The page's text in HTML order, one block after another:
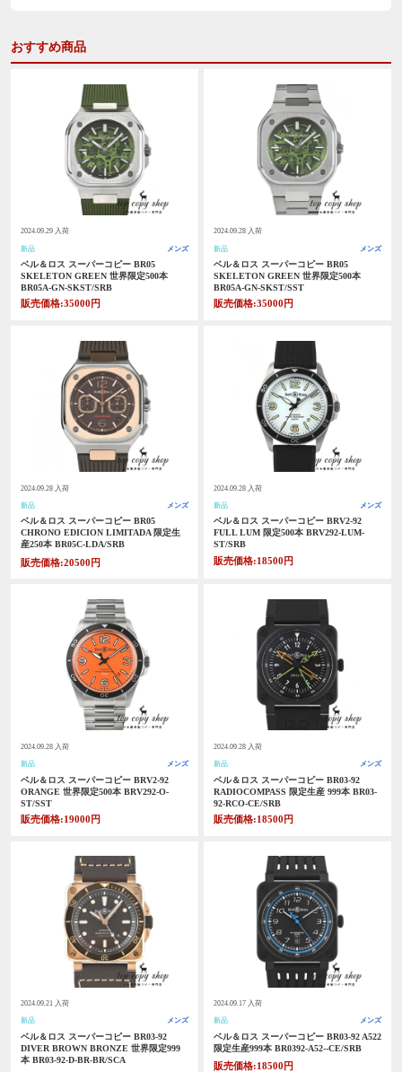
おすすめ商品
2024.09.29 入荷
新品 メンズ
ベル＆ロス スーパーコピー BR05
SKELETON GREEN 世界限定500本
BR05A-GN-SKST/SRB
販売価格:35000円
2024.09.28 入荷
新品 メンズ
ベル＆ロス スーパーコピー BR05
SKELETON GREEN 世界限定500本
BR05A-GN-SKST/SST
販売価格:35000円
2024.09.28 入荷
新品 メンズ
ベル＆ロス スーパーコピー BR05
CHRONO EDICION LIMITADA 限定生
産250本 BR05C-LDA/SRB
販売価格:20500円
2024.09.28 入荷
新品 メンズ
ベル＆ロス スーパーコピー BRV2-92
FULL LUM 限定500本 BRV292-LUM-
ST/SRB
販売価格:18500円
2024.09.28 入荷
新品 メンズ
ベル＆ロス スーパーコピー BRV2-92
ORANGE 世界限定500本 BRV292-O-
ST/SST
販売価格:19000円
2024.09.28 入荷
新品 メンズ
ベル＆ロス スーパーコピー BR03-92
RADIOCOMPASS 限定生産 999本 BR03-
92-RCO-CE/SRB
販売価格:18500円
2024.09.21 入荷
新品 メンズ
ベル＆ロス スーパーコピー BR03-92
DIVER BROWN BRONZE 世界限定999
本 BR03-92-D-BR-BR/SCA
2024.09.17 入荷
新品 メンズ
ベル＆ロス スーパーコピー BR03-92 A522
限定生産999本 BR0392-A52--CE/SRB
販売価格:18500円